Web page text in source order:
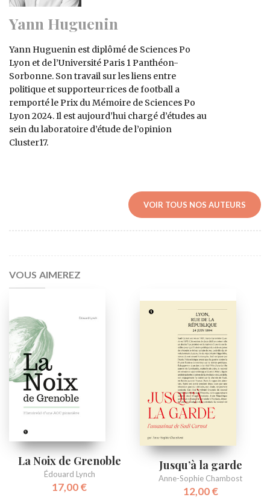
Yann Huguenin
Yann Huguenin est diplômé de Sciences Po
Lyon et de l’Université Paris 1 Panthéon-
Sorbonne. Son travail sur les liens entre
politique et supporteur·rices de football a
remporté le Prix du Mémoire de Sciences Po
Lyon 2024. Il est aujourd’hui chargé d’études au
sein du laboratoire d’étude de l’opinion
Cluster17.
VOIR TOUS NOS AUTEURS
VOUS AIMEREZ
La Noix de Grenoble
Édouard Lynch
17,00€
Jusqu’à la garde
Anne-Sophie Chambost
12,00€